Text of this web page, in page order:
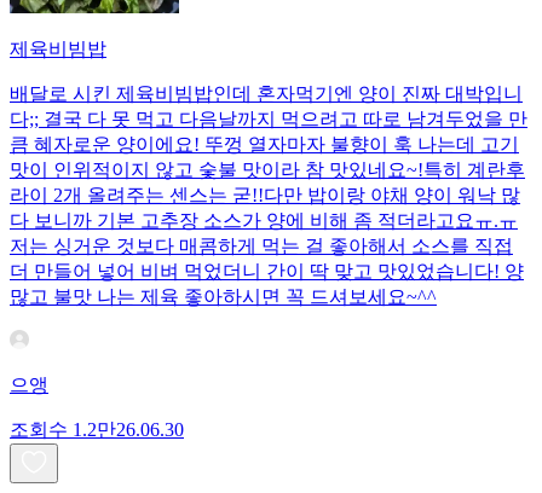
제육비빔밥
배달로 시킨 제육비빔밥인데 혼자먹기엔 양이 진짜 대박입니
다;; 결국 다 못 먹고 다음날까지 먹으려고 따로 남겨두었을 만
큼 혜자로운 양이에요! 뚜껑 열자마자 불향이 훅 나는데 고기
맛이 인위적이지 않고 숯불 맛이라 참 맛있네요~!특히 계란후
라이 2개 올려주는 센스는 굳!! ​다만 밥이랑 야채 양이 워낙 많
다 보니까 기본 고추장 소스가 양에 비해 좀 적더라고요ㅠ.ㅠ
저는 싱거운 것보다 매콤하게 먹는 걸 좋아해서 소스를 직접
더 만들어 넣어 비벼 먹었더니 간이 딱 맞고 맛있었습니다! 양
많고 불맛 나는 제육 좋아하시면 꼭 드셔보세요~^^
으앵
조회수 1.2만26.06.30